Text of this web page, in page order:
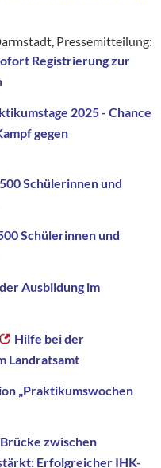
Pressemitteilung:
Registrierung zur
2025 - Chance
gegen
500 Schülerinnen und
Schülerinnen und
Ausbildung im
Hilfe bei der
Landratsamt
„Praktikumswochen
Brücke zwischen
Erfolgreicher IHK-